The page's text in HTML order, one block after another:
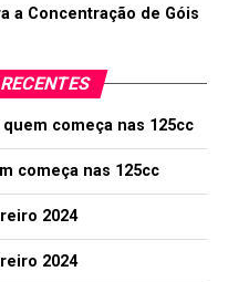
a Concentração de Góis
começa nas 125cc
começa nas 125cc
2024
2024